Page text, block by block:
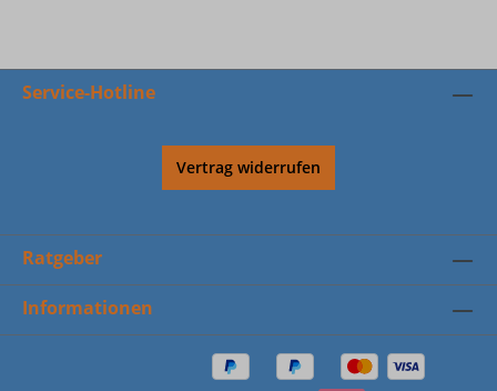
Service-Hotline
Vertrag widerrufen
Ratgeber
Informationen